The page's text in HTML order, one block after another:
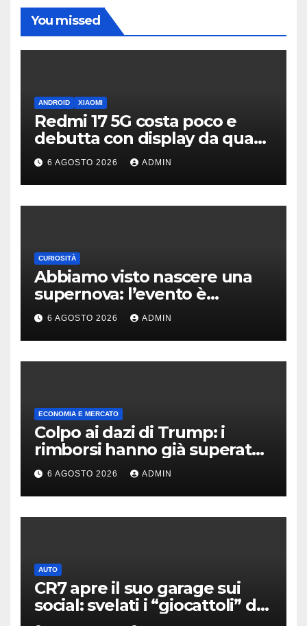
You missed
ANDROID XIAOMI
Redmi 17 5G costa poco e
debutta con display da quasi
7 pollici e batteria enorme
6 AGOSTO 2026 ADMIN
CURIOSITÀ
Abbiamo visto nascere una
supernova: l’evento è
rarissimo
6 AGOSTO 2026 ADMIN
ECONOMIA E MERCATO
Colpo ai dazi di Trump: i
rimborsi hanno già superato i
100 miliardi di dollari
6 AGOSTO 2026 ADMIN
AUTO
CR7 apre il suo garage sui
social: svelati i “giocattoli” da